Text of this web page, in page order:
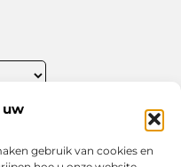
uw
gebruik van cookies en